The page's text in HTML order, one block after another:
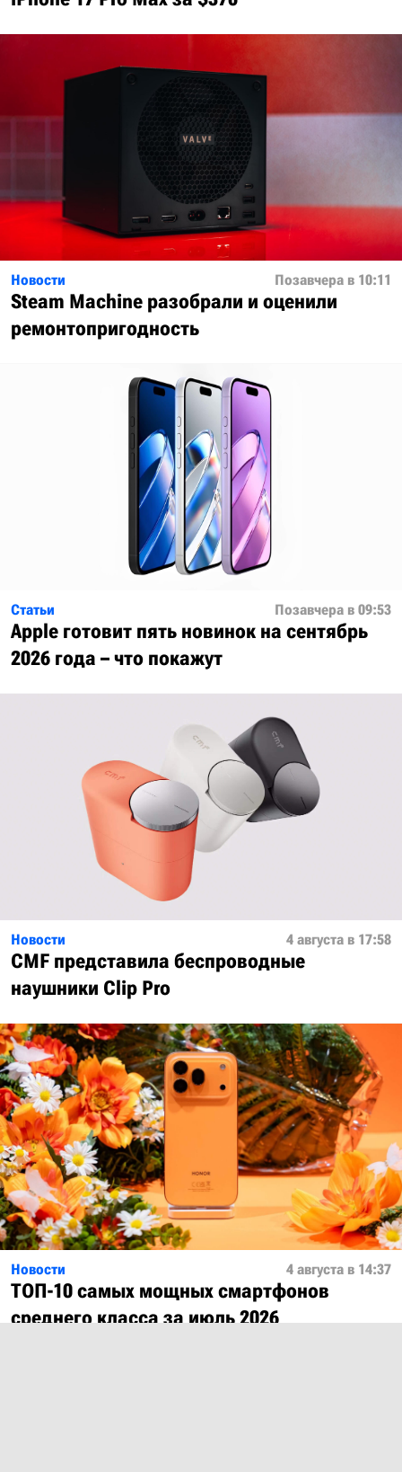
Новости Позавчера в 10:11
Steam Machine разобрали и оценили
ремонтопригодность
Статьи Позавчера в 09:53
Apple готовит пять новинок на сентябрь
2026 года – что покажут
Новости 4 августа в 17:58
CMF представила беспроводные
наушники Clip Pro
Новости 4 августа в 14:37
ТОП-10 самых мощных смартфонов
среднего класса за июль 2026